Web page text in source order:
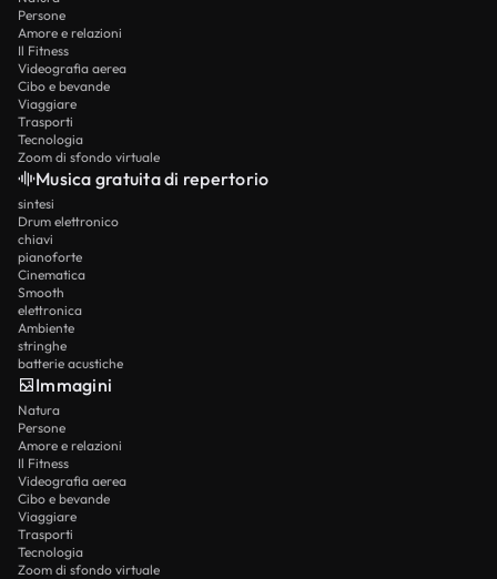
Persone
Amore e relazioni
Il Fitness
Videografia aerea
Cibo e bevande
Viaggiare
Trasporti
Tecnologia
Zoom di sfondo virtuale
Musica gratuita di repertorio
sintesi
Drum elettronico
chiavi
pianoforte
Cinematica
Smooth
elettronica
Ambiente
stringhe
batterie acustiche
Immagini
Natura
Persone
Amore e relazioni
Il Fitness
Videografia aerea
Cibo e bevande
Viaggiare
Trasporti
Tecnologia
Zoom di sfondo virtuale